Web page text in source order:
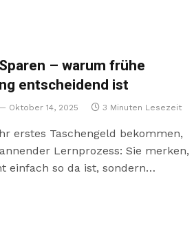
– warum frühe
entscheidend ist
Oktober 14, 2025 3 Minuten Lesezeit
erstes Taschengeld bekommen,
Lernprozess: Sie merken,
einfach so da ist, sondern…